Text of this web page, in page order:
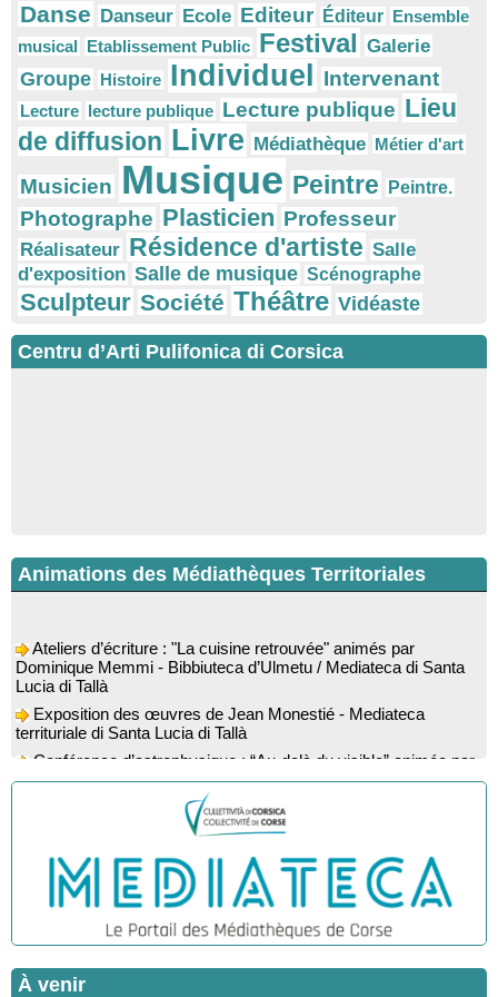
Danse Danseur Ecole Editeur Éditeur Ensemble
musical Etablissement Public Festival Galerie
Groupe Histoire Individuel Intervenant
Lecture lecture publique Lecture publique Lieu
de diffusion Livre Médiathèque Métier d'art
Musicien Musique Peintre Peintre.
Photographe Plasticien Professeur
Réalisateur Résidence d'artiste Salle
d'exposition Salle de musique Scénographe
Sculpteur Société Théâtre Vidéaste
Centru d’Arti Pulifonica di Corsica
Animations des Médiathèques Territoriales
Dominique Memmi - Bibbiuteca d’Ulmetu / Mediateca di Santa
Lucia di Tallà
territuriale di Santa Lucia di Tallà
Bicchisgià
Exposition des œuvres de Dominique Malberti Morin :
"Racines, peintures acryliques et aquarelles" - Mediateca
Animation : "Petits lecteurs" - Médiathèque - Pitretu è
Bicchisgià
Veillée de contes à la forêt enchantée "U Mondu ditu
mignuleddu" par la Caravane de Conteurs - Currà
Colloque : "Taravu : terre de patrimoines", Regards sur le
patrimoine religieux, roman, thermal et littéraire - Spaziu Jean-
À venir